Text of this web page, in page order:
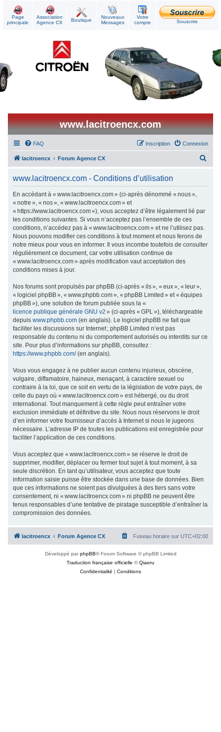
Page
principale
Association
Agence CX
Boutique
Nouveaux
Messages
Votre
compte
Souscrire
www.lacitroencx.com
FAQ Connexion
Inscription
lacitroencx Forum Agence CX
www.lacitroencx.com - Conditions d’utilisation
En accédant à « www.lacitroencx.com » (ci-après dénommé « nous »,
« notre », « nos », « www.lacitroencx.com » et
« https://www.lacitroencx.com »), vous acceptez d’être légalement lié par
les conditions suivantes. Si vous n’acceptez pas l’ensemble de ces
conditions, n’accédez pas à « www.lacitroencx.com » et ne l’utilisez pas.
Nous pouvons modifier ces conditions à tout moment et nous ferons de
notre mieux pour vous en informer. Il vous incombe toutefois de consulter
régulièrement ce document, car votre utilisation continue de
« www.lacitroencx.com » après modification vaut acceptation des
conditions mises à jour.
Nos forums sont propulsés par phpBB (ci-après « ils », « eux », « leur »,
« logiciel phpBB », « www.phpbb.com », « phpBB Limited » et « équipes
phpBB »), une solution de forum publiée sous la «
licence publique générale GNU v2 » (ci-après « GPL »), téléchargeable
depuiswww.phpbb.com (en anglais). Le logiciel phpBB ne fait que
faciliter les discussions sur Internet ; phpBB Limited n’est pas
responsable du contenu ni du comportement autorisés ou interdits sur ce
site. Pour plus d’informations sur phpBB, consultez :
https://www.phpbb.com/(en anglais).
Vous vous engagez à ne publier aucun contenu injurieux, obscène,
vulgaire, diffamatoire, haineux, menaçant, à caractère sexuel ou
contraire à la loi, que ce soit en vertu de la législation de votre pays, de
celle du pays où « www.lacitroencx.com » est hébergé, ou du droit
international. Tout manquement à cette règle peut entraîner votre
exclusion immédiate et définitive du site. Nous nous réservons le droit
d’en informer votre fournisseur d’accès à Internet si nous le jugeons
nécessaire. L’adresse IP de toutes les publications est enregistrée pour
faciliter l’application de ces conditions.
Vous acceptez que « www.lacitroencx.com » se réserve le droit de
supprimer, modifier, déplacer ou fermer tout sujet à tout moment, à sa
seule discrétion. En tant qu’utilisateur, vous acceptez que toute
information saisie puisse être stockée dans une base de données. Bien
que ces informations ne soient pas divulguées à des tiers sans votre
consentement, ni « www.lacitroencx.com » ni phpBB ne peuvent être
tenus responsables d’une tentative de piratage susceptible d’entraîner la
compromission des données.
lacitroencx Forum Agence CX Fuseau horaire sur UTC+02:00
Développé parphpBB® Forum Software © phpBB Limited
Traduction française officielle ©Qiaeru
Confidentialité | Conditions